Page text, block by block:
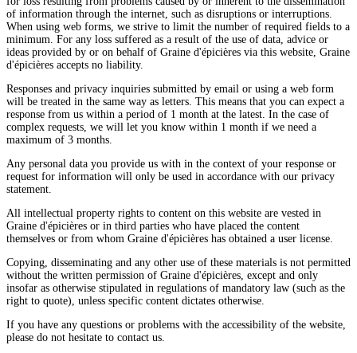
of information through the internet, such as disruptions or interruptions.
When using web forms, we strive to limit the number of required fields to a
minimum. For any loss suffered as a result of the use of data, advice or
ideas provided by or on behalf of Graine d'épicières via this website, Graine
d'épicières accepts no liability.
Responses and privacy inquiries submitted by email or using a web form
will be treated in the same way as letters. This means that you can expect a
response from us within a period of 1 month at the latest. In the case of
complex requests, we will let you know within 1 month if we need a
maximum of 3 months.
Any personal data you provide us with in the context of your response or
request for information will only be used in accordance with our privacy
statement.
All intellectual property rights to content on this website are vested in
Graine d'épicières or in third parties who have placed the content
themselves or from whom Graine d'épicières has obtained a user license.
Copying, disseminating and any other use of these materials is not permitted
without the written permission of Graine d'épicières, except and only
insofar as otherwise stipulated in regulations of mandatory law (such as the
right to quote), unless specific content dictates otherwise.
If you have any questions or problems with the accessibility of the website,
please do not hesitate to contact us.